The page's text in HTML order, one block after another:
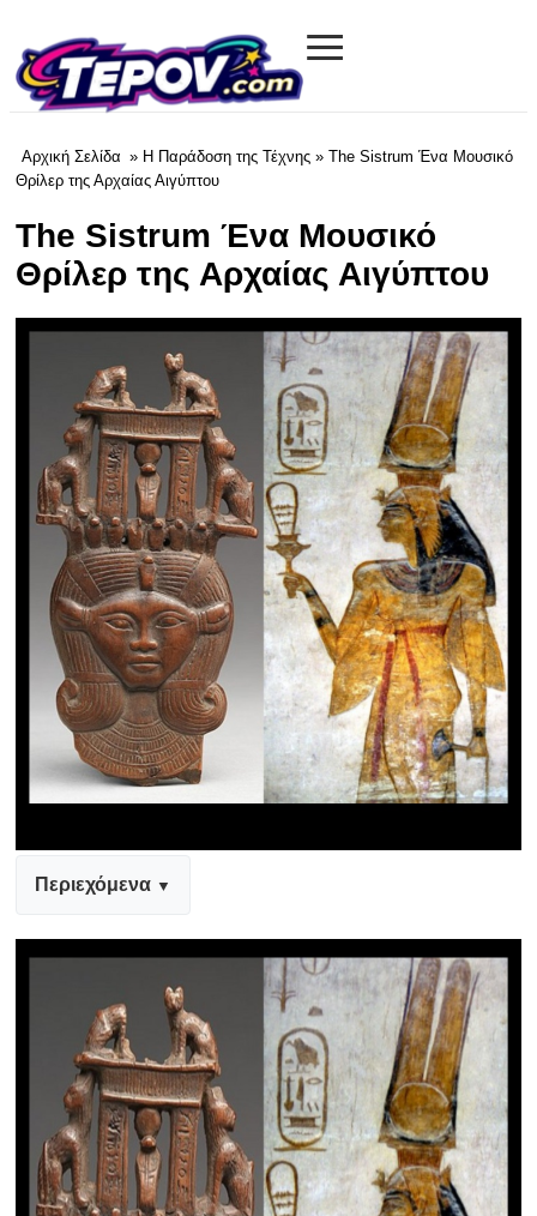
tevov.com
≡
Αρχική Σελίδα » Η Παράδοση της Τέχνης » The Sistrum Ένα Μουσικό
Θρίλερ της Αρχαίας Αιγύπτου
The Sistrum Ένα Μουσικό
Θρίλερ της Αρχαίας Αιγύπτου
Περιεχόμενα